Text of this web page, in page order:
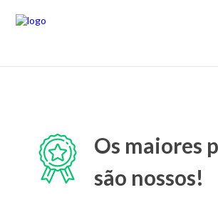
Os maiores
são nossos!